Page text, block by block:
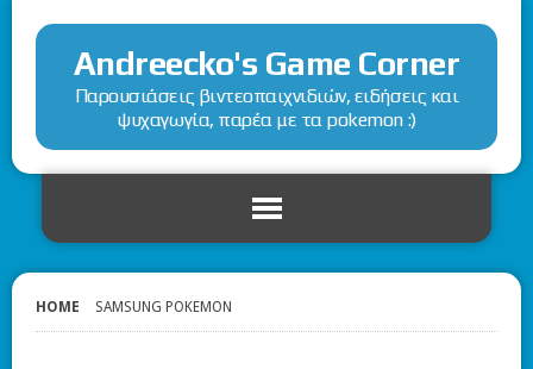
Andreecko's Game Corner
Παρουσιάσεις βιντεοπαιχνιδιών, ειδήσεις και
ψυχαγωγία, παρέα με τα pokemon :)
HOME SAMSUNG POKEMON